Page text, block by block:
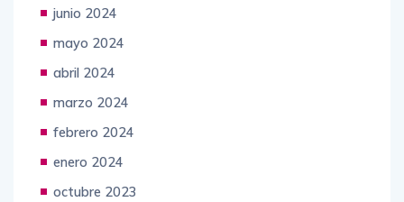
junio 2024
mayo 2024
abril 2024
marzo 2024
febrero 2024
enero 2024
octubre 2023